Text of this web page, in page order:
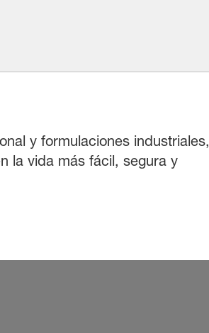
y formulaciones industriales,
la vida más fácil, segura y